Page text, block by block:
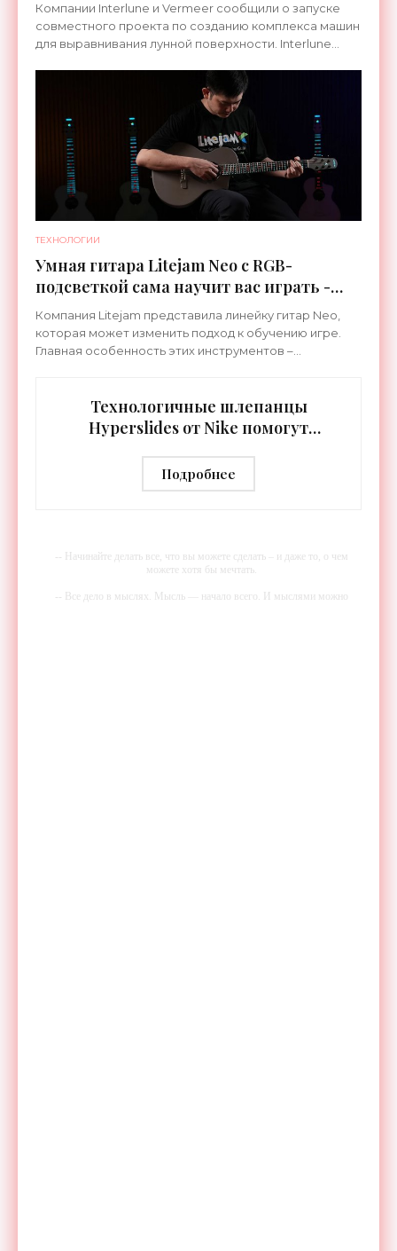
Компании Interlune и Vermeer сообщили о запуске
совместного проекта по созданию комплекса машин
для выравнивания лунной поверхности. Interlune
ТЕХНОЛОГИИ
Умная гитара Litejam Neo с RGB-
подсветкой сама научит вас играть -
«Гаджеты»
Компания Litejam представила линейку гитар Neo,
которая может изменить подход к обучению игре.
Главная особенность этих инструментов –
Технологичные шлепанцы
Hyperslides от Nike помогут
тренировки - «Гаджеты»
Подробнее
-- Начинайте делать все, что вы можете сделать – и даже то, о чем
можете хотя бы мечтать.
-- Все дело в мыслях. Мысль — начало всего. И мыслями можно